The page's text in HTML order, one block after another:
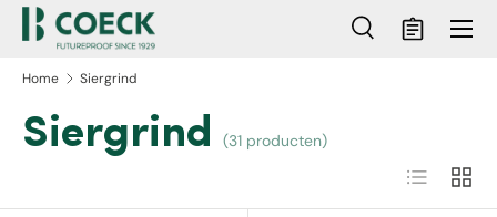
naar inhoud
Zoeken
ZoekenMandje
Menu
Home Siergrind
Siergrind (31 producten)
Lijst